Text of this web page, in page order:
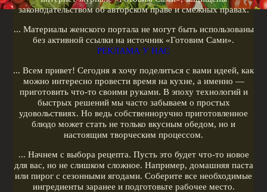
Кулинарные рецепты
Меню диеты
Показать все теги
РЕКЛАМА У НАС
законодательством об авторском праве и смежных правах.
... Материалы женского портала не могут быть использованы
без активной ссылки на источник «Готовим Сами».
РЕКЛАМА У НАС
... Всем привет! Сегодня я хочу поделиться с вами идеей, как
можно интересно провести время на кухне, а именно —
приготовить что-то своими руками. В эпоху технологий и
быстрых решений мы часто забываем о простых
удовольствиях. Но ведь собственноручно приготовленное
блюдо может стать не только вкусным обедом, но и
настоящим творческим процессом.
... Начнем с выбора рецепта. Пусть это будет что-то новое
для вас, но не слишком сложное. Например, домашняя паста
или пирог с сезонными ягодами. Соберите все необходимые
ингредиенты заранее и подготовьте рабочее место.